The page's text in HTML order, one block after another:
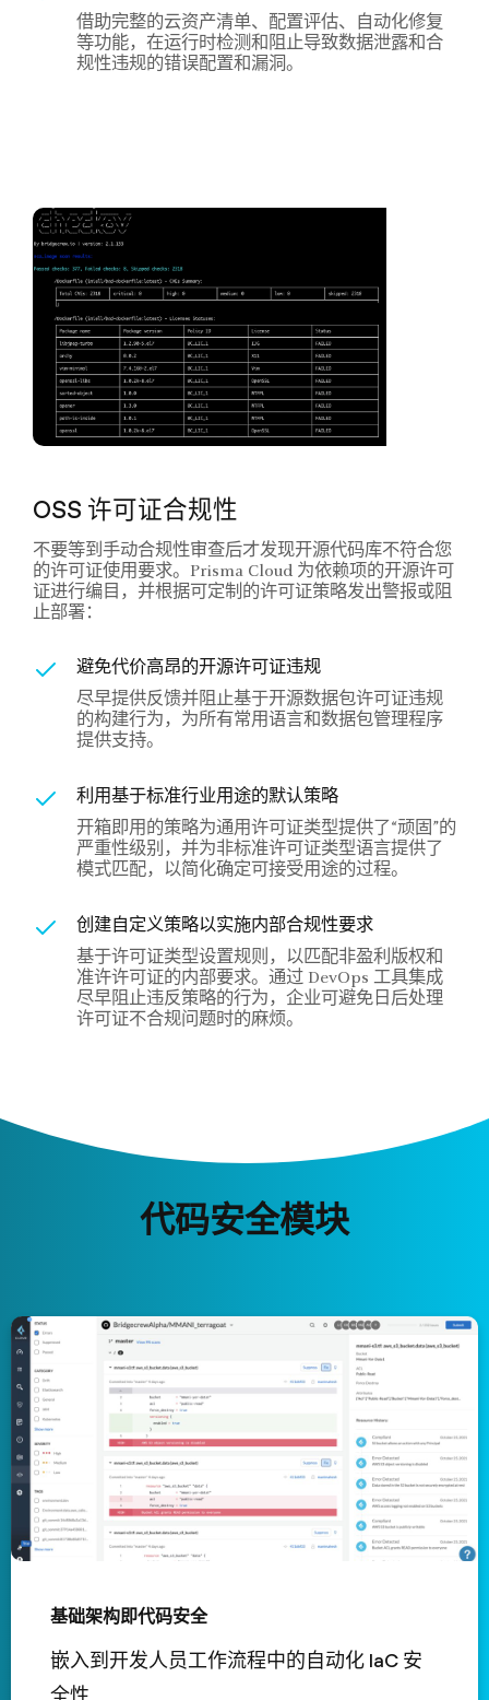
借助完整的云资产清单、配置评估、自动化修复
等功能，在运行时检测和阻止导致数据泄露和合
规性违规的错误配置和漏洞。
OSS 许可证合规性
不要等到手动合规性审查后才发现开源代码库不符合您
的许可证使用要求。Prisma Cloud 为依赖项的开源许可
证进行编目，并根据可定制的许可证策略发出警报或阻
止部署：
避免代价高昂的开源许可证违规
尽早提供反馈并阻止基于开源数据包许可证违规
的构建行为，为所有常用语言和数据包管理程序
提供支持。
利用基于标准行业用途的默认策略
开箱即用的策略为通用许可证类型提供了“顽固”的
严重性级别，并为非标准许可证类型语言提供了
模式匹配，以简化确定可接受用途的过程。
创建自定义策略以实施内部合规性要求
基于许可证类型设置规则，以匹配非盈利版权和
准许许可证的内部要求。通过 DevOps 工具集成
尽早阻止违反策略的行为，企业可避免日后处理
许可证不合规问题时的麻烦。
代码安全模块
基础架构即代码安全
嵌入到开发人员工作流程中的自动化 IaC 安
全性